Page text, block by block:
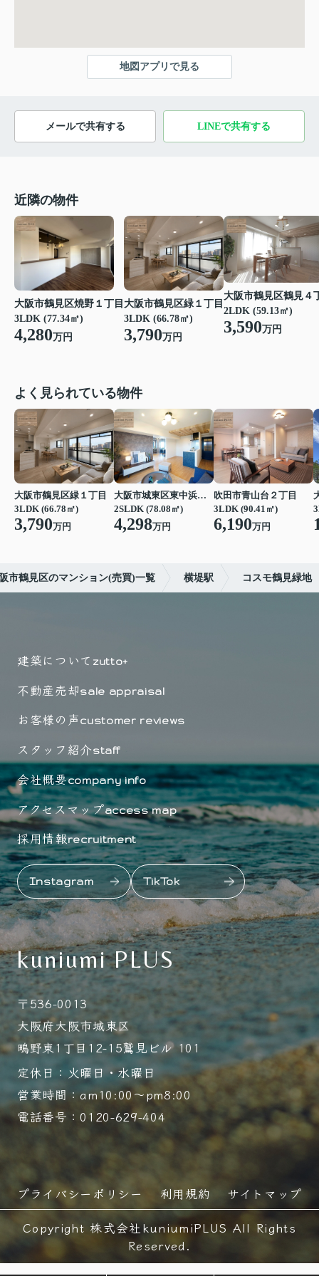
地図アプリで見る
メールで共有する LINEで共有する
近隣の物件
大阪市鶴見区焼野１丁目
3LDK (77.34㎡)
4,280万円
大阪市鶴見区緑１丁目
3LDK (66.78㎡)
3,790万円
大阪市鶴見区鶴見４
2LDK (59.13㎡)
3,590万円
よく見られている物件
大阪市鶴見区緑１丁目
3LDK (66.78㎡)
3,790万円
大阪市城東区東中浜６丁目
2SLDK (78.08㎡)
4,298万円
吹田市青山台２丁目
3LDK (90.41㎡)
6,190万円
市鶴見区のマンション(売買)一覧 横堤駅 コスモ鶴見緑地
建築について zutto+
不動産売却sale appraisal
お客様の声customer reviews
スタッフ紹介staff
会社概要company info
アクセスマップaccess map
採用情報recruitment
Instagram TikTok
kuniumi PLUS
〒536-0013
大阪府大阪市城東区
鴫野東1丁目12-15鷲見ビル 101
定休日：火曜日・水曜日
営業時間：am10:00～pm8:00
電話番号：0120-629-404
プライバシーポリシー 利用規約
サイトマップ
Copyright 株式会社kuniumiPLUS All Rights
Reserved.